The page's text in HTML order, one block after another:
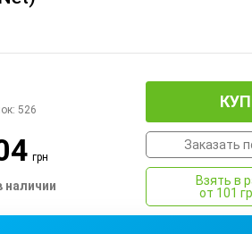
526
грн
наличии
Заказать
Взять в
от